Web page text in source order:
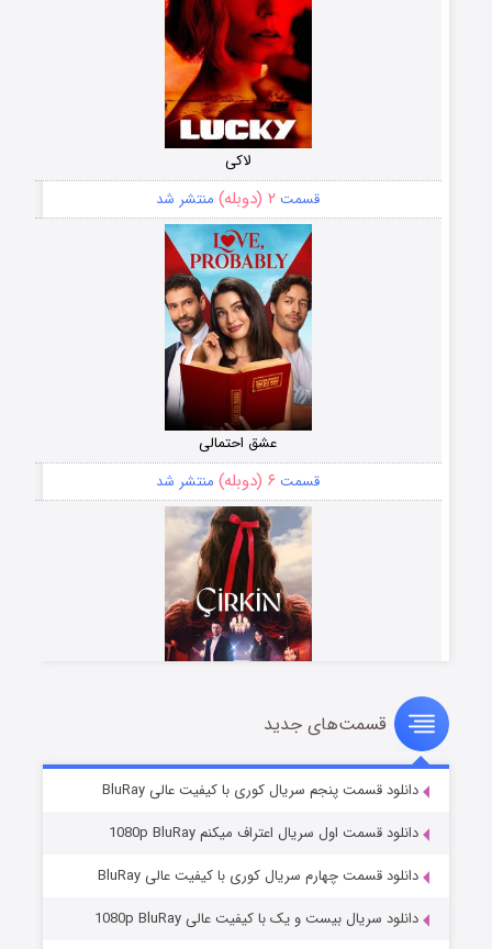
لاکی
قسمت ۲ (دوبله) منتشر شد
عشق احتمالی
قسمت ۶ (دوبله) منتشر شد
سریال زشت
قسمت۵ (زیرنویس) منتشر شد
قسمت‌های جدید
دانلود قسمت پنجم سریال کوری با کیفیت عالی BluRay
دانلود قسمت اول سریال اعتراف میکنم 1080p BluRay
دانلود قسمت چهارم سریال کوری با کیفیت عالی BluRay
دانلود سریال بیست و یک با کیفیت عالی 1080p BluRay